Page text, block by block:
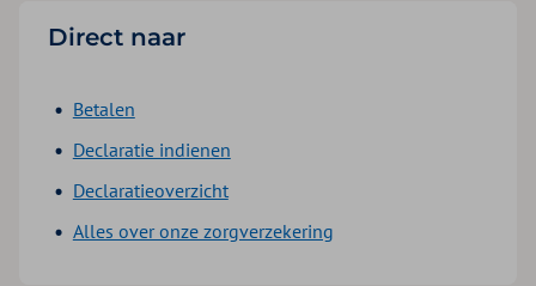
Direct naar
Betalen
Declaratie indienen
Declaratieoverzicht
Alles over onze zorgverzekering